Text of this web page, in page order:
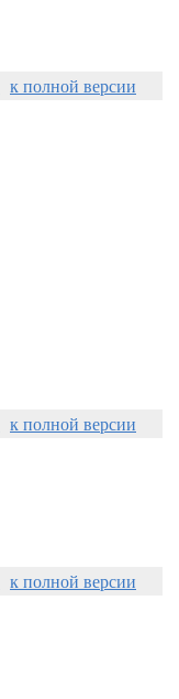
к полной версии
к полной версии
к полной версии